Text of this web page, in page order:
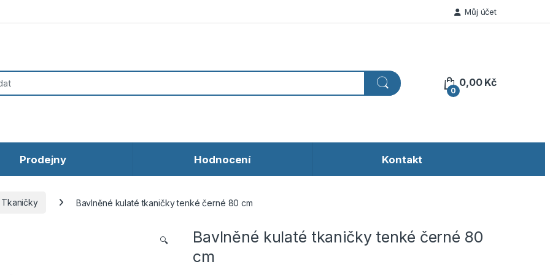
Můj účet
0
0,00 Kč
Prodejny Hodnocení Kontakt
Tkaničky Bavlněné kulaté tkaničky tenké černé 80 cm
🔍
Bavlněné kulaté tkaničky tenké černé 80
cm